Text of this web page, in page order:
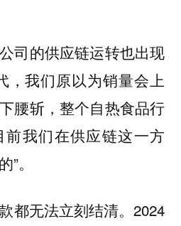
司的供应链运转也出现
，我们原以为销量会上
腰斩，整个自热食品行
我们在供应链这一方
。
都无法立刻结清。2024